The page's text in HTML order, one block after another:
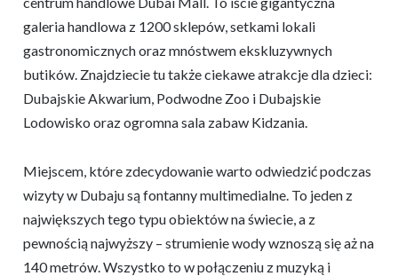
galeria handlowa z 1200 sklepów, setkami lokali
gastronomicznych oraz mnóstwem ekskluzywnych
butików. Znajdziecie tu także ciekawe atrakcje dla dzieci:
Dubajskie Akwarium, Podwodne Zoo i Dubajskie
Lodowisko oraz ogromna sala zabaw Kidzania.
Miejscem, które zdecydowanie warto odwiedzić podczas
wizyty w Dubaju są fontanny multimedialne. To jeden z
największych tego typu obiektów na świecie, a z
pewnością najwyższy – strumienie wody wznoszą się aż na
140 metrów. Wszystko to w połączeniu z muzyką i